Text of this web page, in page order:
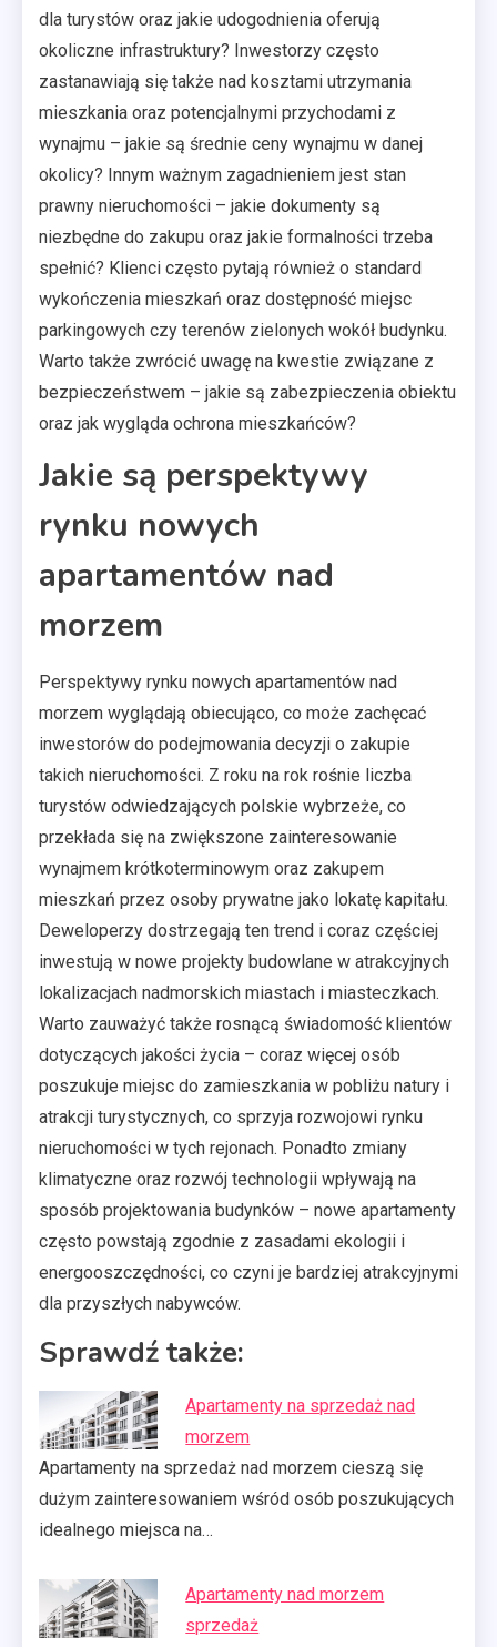
dla turystów oraz jakie udogodnienia oferują
okoliczne infrastruktury? Inwestorzy często
zastanawiają się także nad kosztami utrzymania
mieszkania oraz potencjalnymi przychodami z
wynajmu – jakie są średnie ceny wynajmu w danej
okolicy? Innym ważnym zagadnieniem jest stan
prawny nieruchomości – jakie dokumenty są
niezbędne do zakupu oraz jakie formalności trzeba
spełnić? Klienci często pytają również o standard
wykończenia mieszkań oraz dostępność miejsc
parkingowych czy terenów zielonych wokół budynku.
Warto także zwrócić uwagę na kwestie związane z
bezpieczeństwem – jakie są zabezpieczenia obiektu
oraz jak wygląda ochrona mieszkańców?
Jakie są perspektywy
rynku nowych
apartamentów nad
morzem
Perspektywy rynku nowych apartamentów nad
morzem wyglądają obiecująco, co może zachęcać
inwestorów do podejmowania decyzji o zakupie
takich nieruchomości. Z roku na rok rośnie liczba
turystów odwiedzających polskie wybrzeże, co
przekłada się na zwiększone zainteresowanie
wynajmem krótkoterminowym oraz zakupem
mieszkań przez osoby prywatne jako lokatę kapitału.
Deweloperzy dostrzegają ten trend i coraz częściej
inwestują w nowe projekty budowlane w atrakcyjnych
lokalizacjach nadmorskich miastach i miasteczkach.
Warto zauważyć także rosnącą świadomość klientów
dotyczących jakości życia – coraz więcej osób
poszukuje miejsc do zamieszkania w pobliżu natury i
atrakcji turystycznych, co sprzyja rozwojowi rynku
nieruchomości w tych rejonach. Ponadto zmiany
klimatyczne oraz rozwój technologii wpływają na
sposób projektowania budynków – nowe apartamenty
często powstają zgodnie z zasadami ekologii i
energooszczędności, co czyni je bardziej atrakcyjnymi
dla przyszłych nabywców.
Sprawdź także:
Apartamenty na sprzedaż nad
morzem
Apartamenty na sprzedaż nad morzem cieszą się
dużym zainteresowaniem wśród osób poszukujących
idealnego miejsca na…
Apartamenty nad morzem
sprzedaż